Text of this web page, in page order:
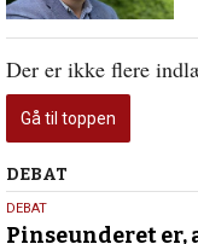
Der er ikke flere
Gå til toppen
Debat
DEBAT
5.
august
DEBAT
Pinseunderet